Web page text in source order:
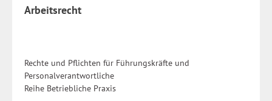
Arbeitsrecht
Rechte und Pflichten für Führungskräfte und
Personalverantwortliche
Reihe Betriebliche Praxis